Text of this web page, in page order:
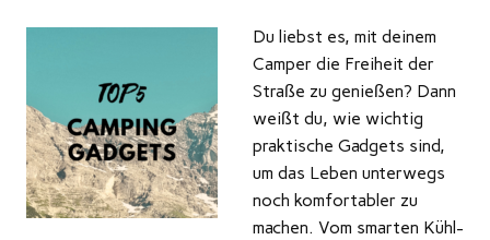
Du liebst es, mit deinem
Camper die Freiheit der
Straße zu genießen? Dann
weißt du, wie wichtig
praktische Gadgets sind,
um das Leben unterwegs
noch komfortabler zu
machen. Vom smarten Kühl-